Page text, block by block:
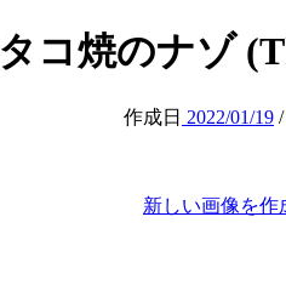
タコ焼のナゾ
作成日 2022/01/19
新しい画像を作